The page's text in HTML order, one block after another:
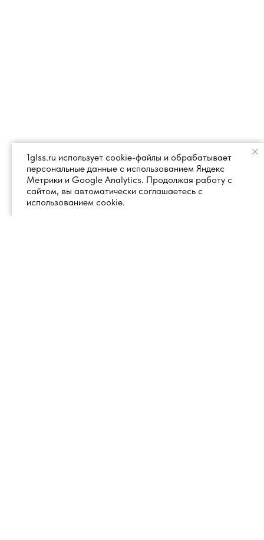
1glss.ru использует cookie-файлы и обрабатывает
персональные данные с использованием Яндекс
Метрики и Google Analytics. Продолжая работу с
сайтом, вы автоматически соглашаетесь с
использованием cookie.